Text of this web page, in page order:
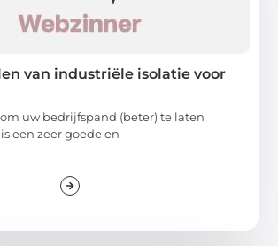
van industriële isolatie voor
uw bedrijfspand (beter) te laten
een zeer goede en